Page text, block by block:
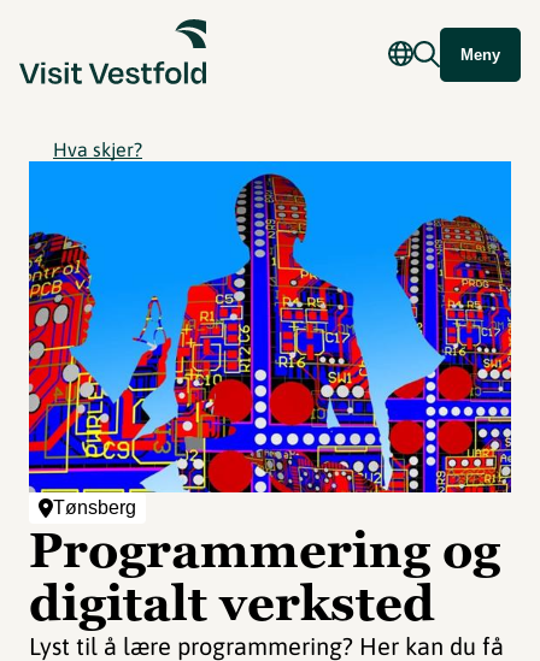
Meny
Hva skjer?
Tønsberg
Programmering og
digitalt verksted
Lyst til å lære programmering? Her kan du få